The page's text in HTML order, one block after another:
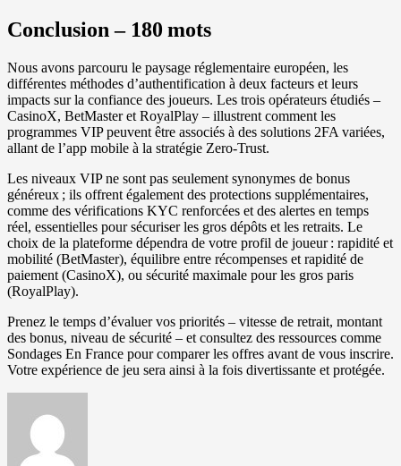
Conclusion – 180 mots
Nous avons parcouru le paysage réglementaire européen, les
différentes méthodes d’authentification à deux facteurs et leurs
impacts sur la confiance des joueurs. Les trois opérateurs étudiés –
CasinoX, BetMaster et RoyalPlay – illustrent comment les
programmes VIP peuvent être associés à des solutions 2FA variées,
allant de l’app mobile à la stratégie Zero‑Trust.
Les niveaux VIP ne sont pas seulement synonymes de bonus
généreux ; ils offrent également des protections supplémentaires,
comme des vérifications KYC renforcées et des alertes en temps
réel, essentielles pour sécuriser les gros dépôts et les retraits. Le
choix de la plateforme dépendra de votre profil de joueur : rapidité et
mobilité (BetMaster), équilibre entre récompenses et rapidité de
paiement (CasinoX), ou sécurité maximale pour les gros paris
(RoyalPlay).
Prenez le temps d’évaluer vos priorités – vitesse de retrait, montant
des bonus, niveau de sécurité – et consultez des ressources comme
Sondages En France pour comparer les offres avant de vous inscrire.
Votre expérience de jeu sera ainsi à la fois divertissante et protégée.